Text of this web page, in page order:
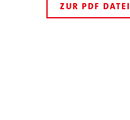
ZUR PDF DATEI